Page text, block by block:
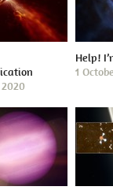
Help!
1